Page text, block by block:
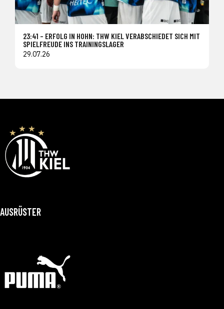
23:41 – ERFOLG IN HOHN: THW KIEL VERABSCHIEDET SICH MIT
SPIELFREUDE INS TRAININGSLAGER
29.07.26
AUSRÜSTER